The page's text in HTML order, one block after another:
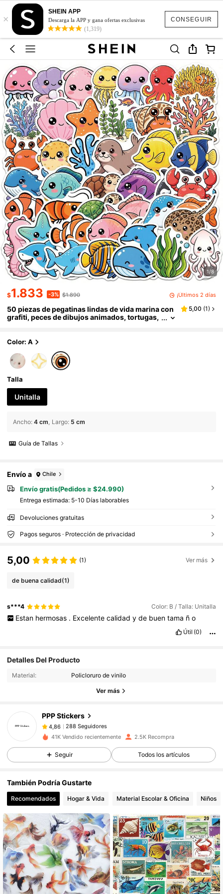
CONSEGUIR
×
SHEIN APP
Descarga la APP y gana ofertas exclusivas
(1,319)
1/8
$1.833 -3% $1.890 ¡Últimos 2 días
50 piezas de pegatinas lindas de vida marina con
grafiti, peces de dibujos animados, tortugas,
rapbooking, adecuadas para botellas de agua, pa
he, suministros para fiestas temáticas
5,00 (1)
Color: A
Talla
Unitalla
Ancho: 4 cm Largo: 5 cm
Guía de Tallas
Envío a Chile
Envío gratis(Pedidos ≥ $24.990)
Entrega estimada: 5-10 Días laborables
Devoluciones gratuitas
Pagos seguros · Protección de privacidad
5,00 (1) Ver más
de buena calidad(1)
s***4 Color: B / Talla: Unitalla
Estan hermosas . Excelente calidad y de buen tama ñ o
Útil (0)
Detalles Del Producto
Material: Policloruro de vinilo
Ver más
PPP Stickers
4,86 288 Seguidores
288 Seguidores
4,86 288 Seguidores
288 Seguidores
4,86
4,86 288 Seguidores
4,86 288 Seguidores
41K Vendido recientemente 2.5K Recompra
Seguir Todos los artículos
También Podría Gustarte
Recomendados Hogar & Vida Material Escolar & Oficina Niños